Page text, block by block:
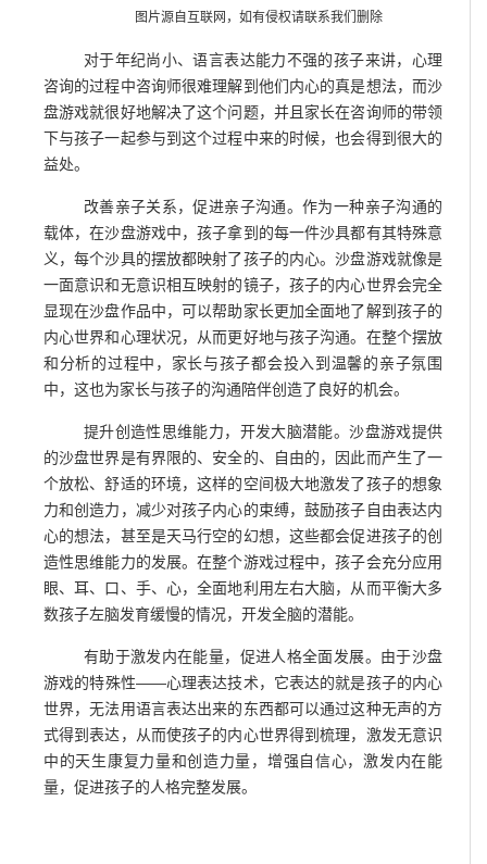
图片源自互联网，如有侵权请联系我们删除
对于年纪尚小、语言表达能力不强的孩子来讲，心理
咨询的过程中咨询师很难理解到他们内心的真是想法，而沙
盘游戏就很好地解决了这个问题，并且家长在咨询师的带领
下与孩子一起参与到这个过程中来的时候，也会得到很大的
益处。
改善亲子关系，促进亲子沟通。作为一种亲子沟通的
载体，在沙盘游戏中，孩子拿到的每一件沙具都有其特殊意
义，每个沙具的摆放都映射了孩子的内心。沙盘游戏就像是
一面意识和无意识相互映射的镜子，孩子的内心世界会完全
显现在沙盘作品中，可以帮助家长更加全面地了解到孩子的
内心世界和心理状况，从而更好地与孩子沟通。在整个摆放
和分析的过程中，家长与孩子都会投入到温馨的亲子氛围
中，这也为家长与孩子的沟通陪伴创造了良好的机会。
提升创造性思维能力，开发大脑潜能。沙盘游戏提供
的沙盘世界是有界限的、安全的、自由的，因此而产生了一
个放松、舒适的环境，这样的空间极大地激发了孩子的想象
力和创造力，减少对孩子内心的束缚，鼓励孩子自由表达内
心的想法，甚至是天马行空的幻想，这些都会促进孩子的创
造性思维能力的发展。在整个游戏过程中，孩子会充分应用
眼、耳、口、手、心，全面地利用左右大脑，从而平衡大多
数孩子左脑发育缓慢的情况，开发全脑的潜能。
有助于激发内在能量，促进人格全面发展。由于沙盘
游戏的特殊性——心理表达技术，它表达的就是孩子的内心
世界，无法用语言表达出来的东西都可以通过这种无声的方
式得到表达，从而使孩子的内心世界得到梳理，激发无意识
中的天生康复力量和创造力量，增强自信心，激发内在能
量，促进孩子的人格完整发展。